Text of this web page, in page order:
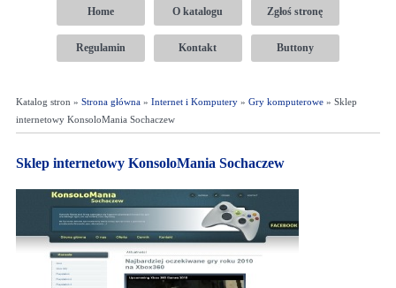
Home O katalogu Zgłoś stronę
Regulamin Kontakt Buttony
Katalog stron » Strona główna» Internet i Komputery» Gry komputerowe» Sklep
internetowy KonsoloMania Sochaczew
Sklep internetowy KonsoloMania Sochaczew